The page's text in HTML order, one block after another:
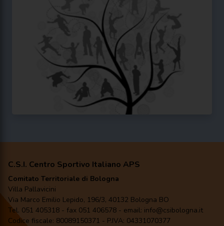
C.S.I. Centro Sportivo Italiano APS
Comitato Territoriale di Bologna
Villa Pallavicini
Via Marco Emilio Lepido, 196/3, 40132 Bologna BO
Tel. 051 405318 - fax 051 406578 - email: info@csibologna.it
Codice fiscale: 80089150371 - P.IVA: 04331070377